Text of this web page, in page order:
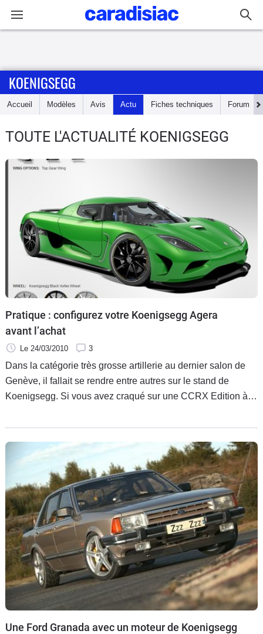
Accueil
Essais
Guide
Electriques
Utilitaires
Auto
Services
Forum
Moto
KOENIGSEGG
Accueil Modèles Avis Actu Fiches techniques Forum
TOUTE L'ACTUALITÉ KOENIGSEGG
Pratique : configurez votre Koenigsegg Agera
avant l’achat
Le 24/03/2010 3
Dans la catégorie très grosse artillerie au dernier salon de
Genève, il fallait se rendre entre autres sur le stand de
Koenigsegg. Si vous avez craqué sur une CCRX Edition à
car il
Une Ford Granada avec un moteur de Koenigsegg